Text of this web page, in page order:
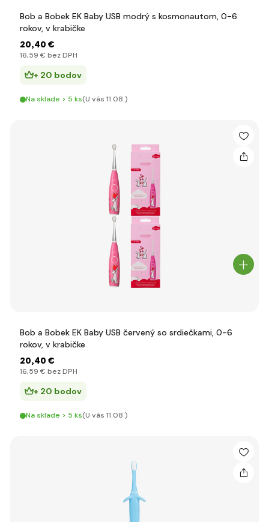
Bob a Bobek EK Baby USB modrý s kosmonautom, 0-6
rokov, v krabičke
20,40 €
16,59 € bez DPH
+ 20 bodov
Na sklade > 5 ks(U vás 11.08.)
Bob a Bobek EK Baby USB červený so srdiečkami, 0-6
rokov, v krabičke
20,40 €
16,59 € bez DPH
+ 20 bodov
Na sklade > 5 ks(U vás 11.08.)